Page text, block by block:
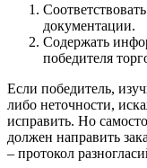
документации.
Содержать
победителя
Если победитель,
либо неточности,
исправить. Но
должен направить
– протокол